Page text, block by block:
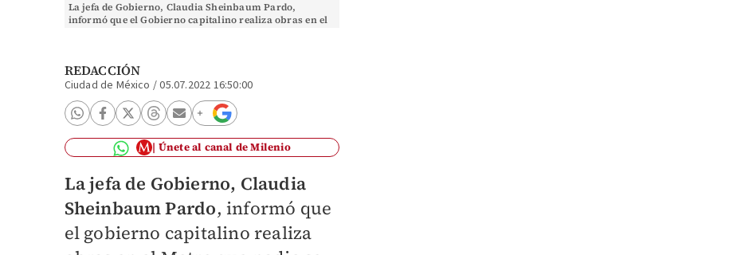
La jefa de Gobierno, Claudia Sheinbaum Pardo,
informó que el Gobierno capitalino realiza obras en el
REDACCIÓN
Ciudad de México /05.07.2022 16:50:00
Únete al canal de Milenio
La jefa de Gobierno, Claudia
Sheinbaum Pardo, informó que
el gobierno capitalino realiza